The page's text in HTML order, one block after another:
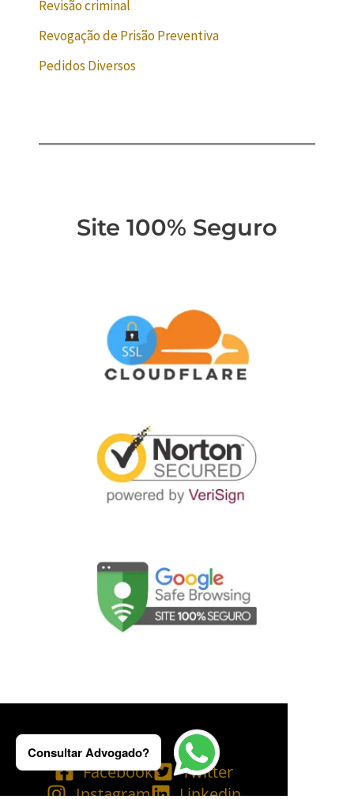
Revisão criminal
Revogação de Prisão Preventiva
Pedidos Diversos
Site 100% Seguro
Facebook
Twitter
Instagram
Linkedin
Consultar Advogado?